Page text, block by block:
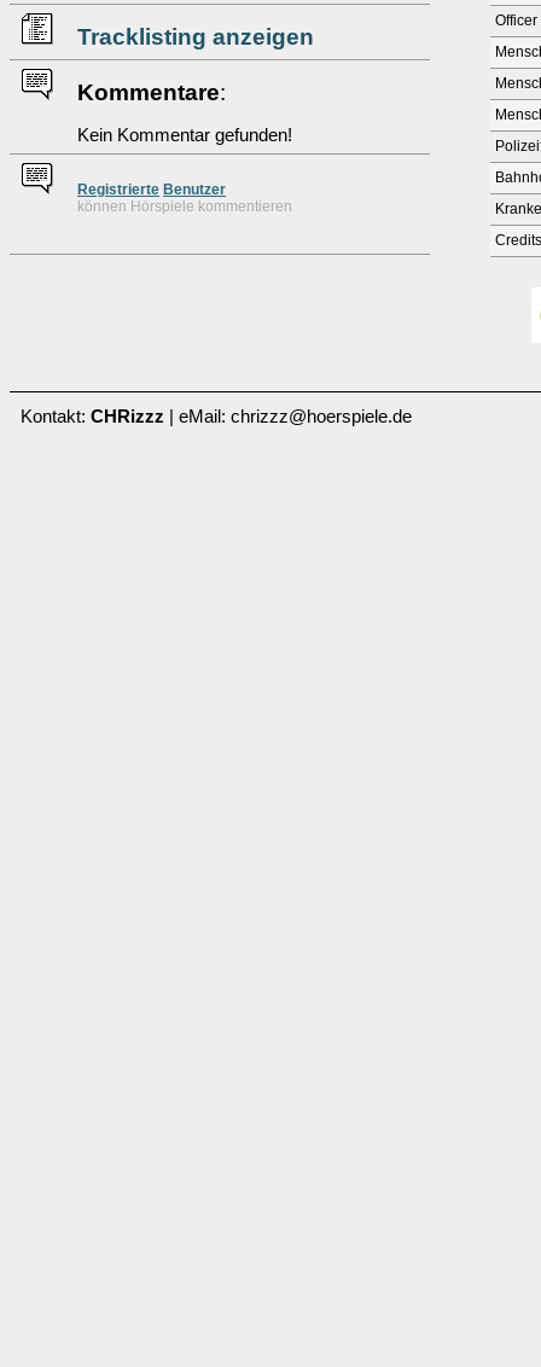
Tracklisting anzeigen
Kommentare:
Kein Kommentar gefunden!
Registrierte Benutzer
können Hörspiele kommentieren
Officer
Credits
Kontakt: CHRizzz | eMail: chrizzz@hoerspiele.de